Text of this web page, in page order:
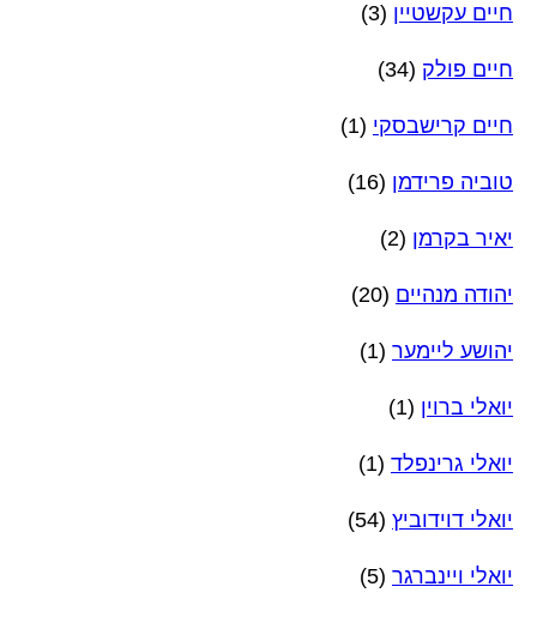
חיים עקשטיין (3)
חיים פולק (34)
חיים קרישבסקי (1)
טוביה פרידמן (16)
יאיר בקרמן (2)
יהודה מנהיים (20)
יהושע ליימער (1)
יואלי ברוין (1)
יואלי גרינפלד (1)
יואלי דוידוביץ (54)
יואלי ויינברגר (5)